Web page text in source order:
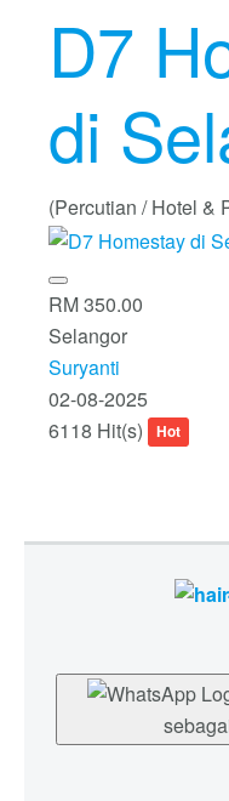
D7
di
(Percutian / Hotel &
RM 350.00
Selangor
Suryanti
02-08-2025
6118 Hit(s)
Hot